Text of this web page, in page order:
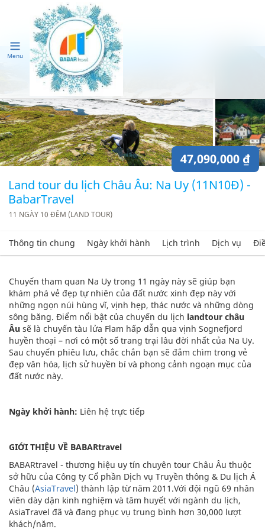
Menu
47,090,000 ₫
Land tour du lịch Châu Âu: Na Uy (11N10Đ) -
BabarTravel
11 NGÀY 10 ĐÊM (LAND TOUR)
Thông tin chung Ngày khởi hành Lịch trình Dịch vụ
Chuyến tham quan Na Uy trong 11 ngày này sẽ giúp bạn
khám phá vẻ đẹp tự nhiên của đất nước xinh đẹp này với
những ngọn núi hùng vĩ, vịnh hẹp, thác nước và những dòng
sông băng. Điểm nổi bật của chuyến du lịch landtour châu
Âu sẽ là chuyến tàu lửa Flam hấp dẫn qua vịnh Sognefjord
huyền thoại – nơi có một số trang trại lâu đời nhất của Na Uy.
Sau chuyến phiêu lưu, chắc chắn bạn sẽ đắm chìm trong vẻ
đẹp văn hóa, lịch sử huyền bí và phong cảnh ngoạn mục của
đất nước này.
Ngày khởi hành: Liên hệ trực tiếp
GIỚI THIỆU VỀ BABARtravel
BABARtravel - thương hiệu uy tín chuyên tour Châu Âu thuộc
sở hữu của Công ty Cổ phần Dịch vụ Truyền thông & Du lịch Á
Châu (AsiaTravel) thành lập từ năm 2011.Với đội ngũ 69 nhân
viên dày dặn kinh nghiệm và tâm huyết với ngành du lịch,
AsiaTravel đã và đang phục vụ trung bình hơn 30,000 lượt
khách/năm.